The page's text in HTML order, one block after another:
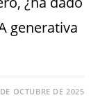
generativa
OCTUBRE DE 2025